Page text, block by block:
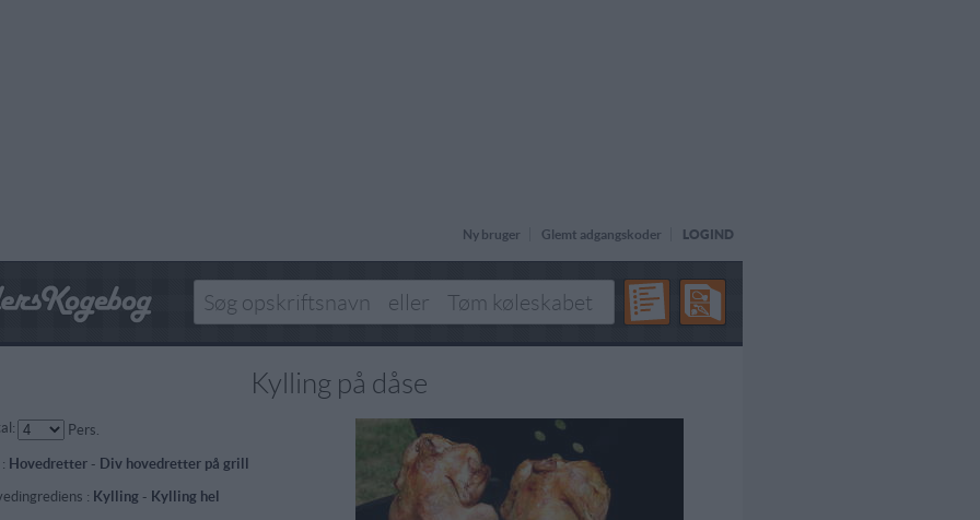
Ny bruger Glemt adgangskoder LOGIND
Kylling på dåse
Pers.
Hovedretter- Div hovedretter på grill
: Kylling- Kylling hel